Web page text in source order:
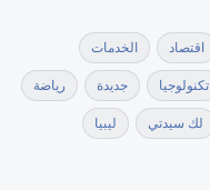
اقتصاد الخدمات
تكنولوجيا جديدة رياضة
لك سيدتي ليبيا